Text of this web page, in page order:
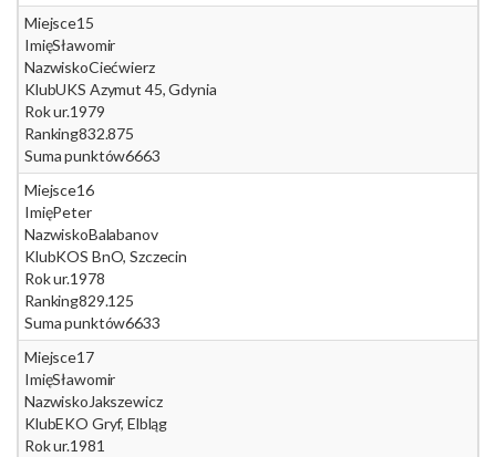
Miejsce15
ImięSławomir
NazwiskoCiećwierz
KlubUKS Azymut 45, Gdynia
Rok ur.1979
Ranking832.875
Suma punktów6663
Miejsce16
ImięPeter
NazwiskoBalabanov
KlubKOS BnO, Szczecin
Rok ur.1978
Ranking829.125
Suma punktów6633
Miejsce17
ImięSławomir
Nazwisko Jakszewicz
KlubEKO Gryf, Elbląg
Rok ur.1981